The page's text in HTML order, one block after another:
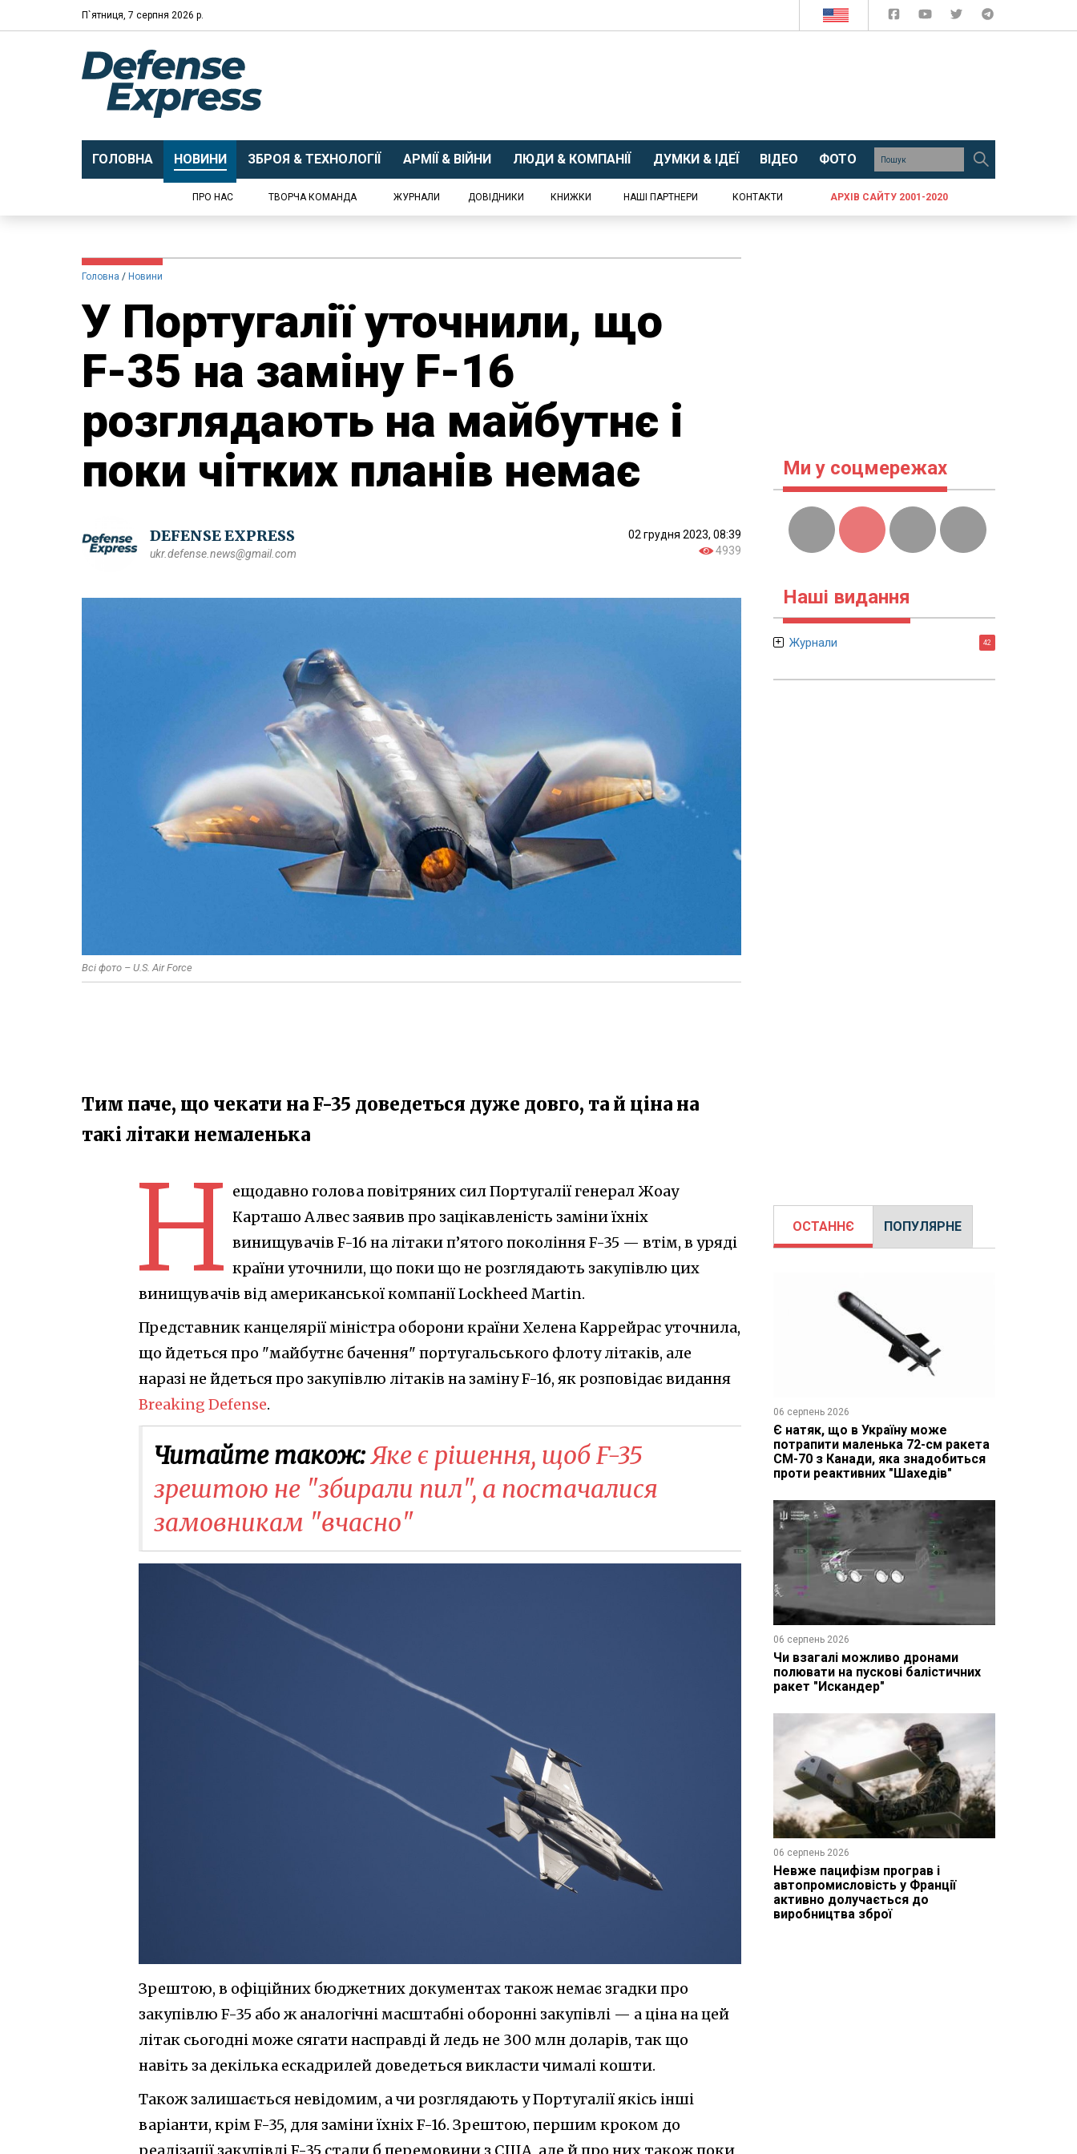
П`ятниця, 7 серпня 2026 р.
ГОЛОВНА НОВИНИ ЗБРОЯ & ТЕХНОЛОГІЇ АРМІЇ & ВІЙНИ ЛЮДИ & КОМПАНІЇ ДУМКИ & ІДЕЇ ВІДЕО ФОТО
ПРО НАС ТВОРЧА КОМАНДА ЖУРНАЛИ ДОВІДНИКИ КНИЖКИ НАШІ ПАРТНЕРИ КОНТАКТИ АРХІВ САЙТУ 2001-2020
Головна Новини
У Португалії уточнили, що
F-35 на заміну F-16
розглядають на майбутнє і
поки чітких планів немає
DEFENSE EXPRESS
ukr.defense.news@gmail.com
02 грудня 2023, 08:39
4939
Всі фото – U.S. Air Force
Тим паче, що чекати на F-35 доведеться дуже довго, та й ціна на
такі літаки немаленька
Н ещодавно голова повітряних сил Португалії генерал Жоау
Карташо Алвес заявив про зацікавленість заміни їхніх
винищувачів F-16 на літаки п’ятого покоління F-35 — втім, в уряді
країни уточнили, що поки що не розглядають закупівлю цих
винищувачів від американської компанії Lockheed Martin.
Представник канцелярії міністра оборони країни Хелена Каррейрас уточнила,
що йдеться про "майбутнє бачення" португальського флоту літаків, але
наразі не йдеться про закупівлю літаків на заміну F-16, як розповідає видання
Breaking Defense.
Читайте також:Яке є рішення, щоб F-35
зрештою не "збирали пил", а постачалися
замовникам "вчасно"
Зрештою, в офіційних бюджетних документах також немає згадки про
закупівлю F-35 або ж аналогічні масштабні оборонні закупівлі — а ціна на цей
літак сьогодні може сягати насправді й ледь не 300 млн доларів, так що
навіть за декілька ескадрилей доведеться викласти чималі кошти.
Також залишається невідомим, а чи розглядають у Португалії якісь інші
варіанти, крім F-35, для заміни їхніх F-16. Зрештою, першим кроком до
Ми у соцмережах
Наші видання
Журнали 42
ОСТАННЄ ПОПУЛЯРНЕ
06 серпень 2026
Є натяк, що в Україну може
потрапити маленька 72-см ракета
CM-70 з Канади, яка знадобиться
проти реактивних "Шахедів"
06 серпень 2026
Чи взагалі можливо дронами
полювати на пускові балістичних
ракет "Искандер"
06 серпень 2026
Невже пацифізм програв і
автопромисловість у Франції
активно долучається до
виробництва зброї